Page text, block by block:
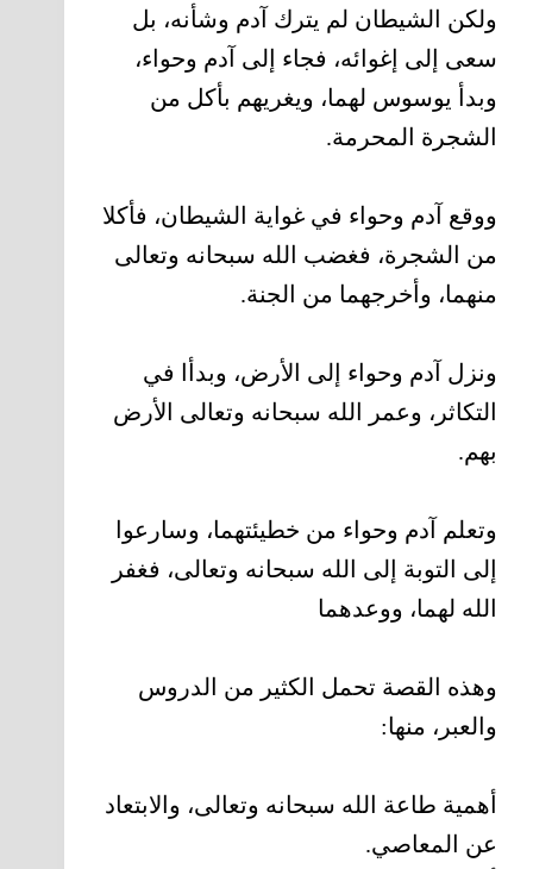
ولكن الشيطان لم يترك آدم وشأنه، بل
سعى إلى إغوائه، فجاء إلى آدم وحواء،
وبدأ يوسوس لهما، ويغريهم بأكل من
الشجرة المحرمة.
ووقع آدم وحواء في غواية الشيطان، فأكلا
من الشجرة، فغضب الله سبحانه وتعالى
منهما، وأخرجهما من الجنة.
ونزل آدم وحواء إلى الأرض، وبدأا في
التكاثر، وعمر الله سبحانه وتعالى الأرض
بهم.
وتعلم آدم وحواء من خطيئتهما، وسارعوا
إلى التوبة إلى الله سبحانه وتعالى، فغفر
الله لهما، ووعدهما
وهذه القصة تحمل الكثير من الدروس
والعبر، منها:
أهمية طاعة الله سبحانه وتعالى، والابتعاد
عن المعاصي.